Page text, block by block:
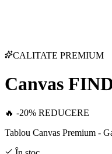
CALITATE PREMIUM
Canvas
🔥 -20% REDUCERE
Tablou Canvas Premium -